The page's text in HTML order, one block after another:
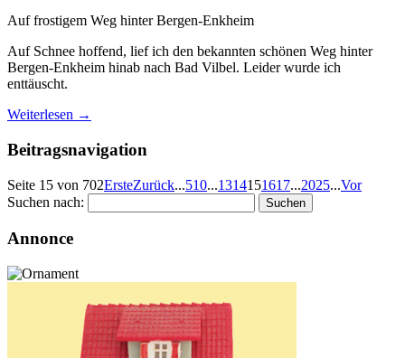
Auf frostigem Weg hinter Bergen-Enkheim
Auf Schnee hoffend, lief ich den bekannten schönen Weg hinter
Bergen-Enkheim hinab nach Bad Vilbel. Leider wurde ich
enttäuscht.
Weiterlesen →
Beitragsnavigation
Seite 15 von 702ErsteZurück...510...1314151617...2025...Vor
Suchen nach:
Annonce